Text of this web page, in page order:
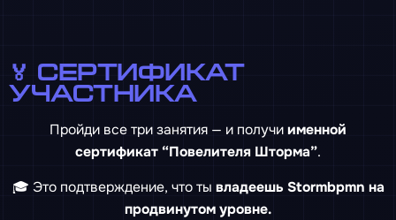
🏅 Сертификат
участника
Пройди все три занятия — и получи именной
сертификат “Повелителя Шторма”.
🎓 Это подтверждение, что ты владеешь Stormbpmn на
продвинутом уровне.